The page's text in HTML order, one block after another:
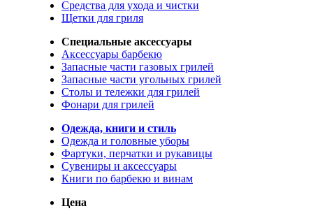
Средства для ухода и чистки
Щетки для гриля
Специальные аксессуары
Аксессуары барбекю
Запасные части газовых грилей
Запасные части угольных грилей
Столы и тележки для грилей
Фонари для грилей
Одежда, книги и стиль
Одежда и головные уборы
Фартуки, перчатки и рукавицы
Сувениры и аксессуары
Книги по барбекю и винам
Цена